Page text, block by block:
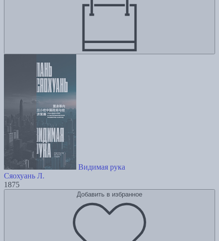
Видимая рука
Сяохуань Л.
1875
Добавить в избранное